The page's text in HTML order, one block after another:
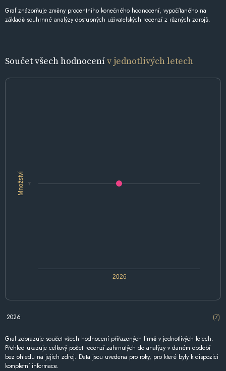
Graf znázorňuje změny procentního konečného hodnocení, vypočítaného na
základě souhrnné analýzy dostupných uživatelských recenzí z různých zdrojů.
Součet všech hodnocenív jednotlivých letech
Množství
2026
7
2026 (7)
Graf zobrazuje součet všech hodnocení přiřazených firmě v jednotlivých letech.
Přehled ukazuje celkový počet recenzí zahrnutých do analýzy v daném období
bez ohledu na jejich zdroj. Data jsou uvedena pro roky, pro které byly k dispozici
kompletní informace.